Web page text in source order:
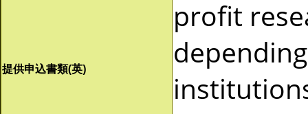
提供申込書類(英)
profit